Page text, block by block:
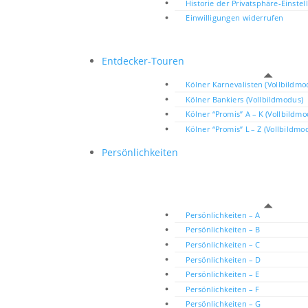
Historie der Privatsphäre-
Einwilligungen widerrufen
Entdecker-Touren
Kölner Karnevalisten
Kölner Bankiers (Vollbildmodus)
Kölner “Promis” A – K
Kölner “Promis” L – Z
Persönlichkeiten
Persönlichkeiten – A
Persönlichkeiten – B
Persönlichkeiten – C
Persönlichkeiten – D
Persönlichkeiten – E
Persönlichkeiten – F
Persönlichkeiten – G